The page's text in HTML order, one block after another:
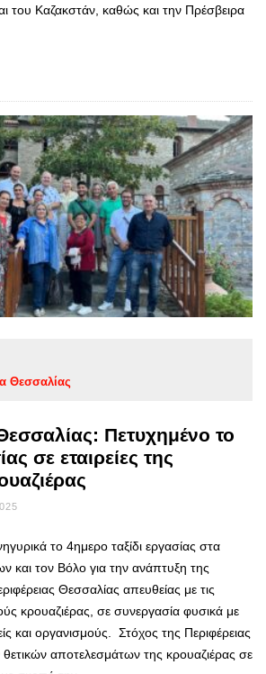
του Καζακστάν, καθώς και την Πρέσβειρα
Θεσσαλίας
Πετυχημένο το
σε εταιρείες της
το 4ημερο ταξίδι εργασίας στα
και τον Βόλο για την ανάπτυξη της
Θεσσαλίας απευθείας με τις
κρουαζιέρας, σε συνεργασία φυσικά με
και οργανισμούς. Στόχος της Περιφέρειας
θετικών αποτελεσμάτων της κρουαζιέρας σε